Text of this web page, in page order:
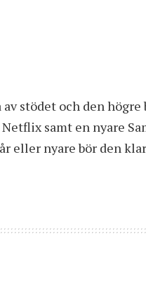
av stödet och den
samt en nyare
eller nyare bör den